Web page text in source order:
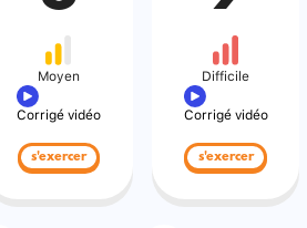
Moyen
Corrigé vidéo
s'exercer
Difficile
Corrigé vidéo
s'exercer